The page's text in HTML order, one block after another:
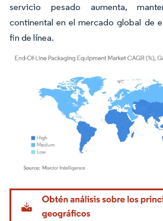
servicio pesado aumenta,
continental en el mercado global de
fin de línea.
Imagen © Mordor Intelligence. El uso requiere